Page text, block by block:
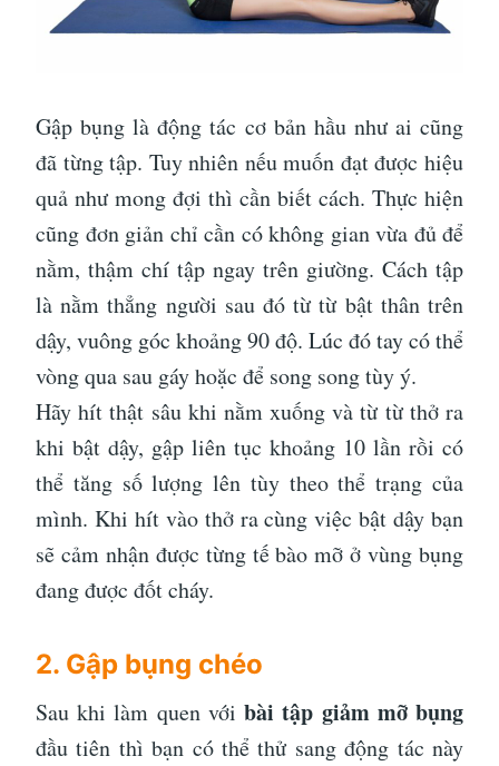
Gập bụng là động tác cơ bản hầu như ai cũng
đã từng tập. Tuy nhiên nếu muốn đạt được hiệu
quả như mong đợi thì cần biết cách. Thực hiện
cũng đơn giản chỉ cần có không gian vừa đủ để
nằm, thậm chí tập ngay trên giường. Cách tập
là nằm thẳng người sau đó từ từ bật thân trên
dậy, vuông góc khoảng 90 độ. Lúc đó tay có thể
vòng qua sau gáy hoặc để song song tùy ý.
Hãy hít thật sâu khi nằm xuống và từ từ thở ra
khi bật dậy, gập liên tục khoảng 10 lần rồi có
thể tăng số lượng lên tùy theo thể trạng của
mình. Khi hít vào thở ra cùng việc bật dậy bạn
sẽ cảm nhận được từng tế bào mỡ ở vùng bụng
đang được đốt cháy.
2. Gập bụng chéo
Sau khi làm quen vớibài tập giảm mỡ bụng
đầu tiên thì bạn có thể thử sang động tác này